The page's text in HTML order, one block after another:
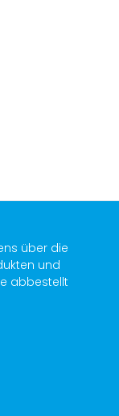
über die
und
abbestellt